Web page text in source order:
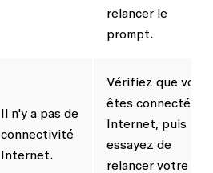
relancer le
prompt.
Il n'y a pas de
connectivité
Internet.
Vérifiez que vous
êtes connecté à
Internet, puis
essayez de
relancer votre